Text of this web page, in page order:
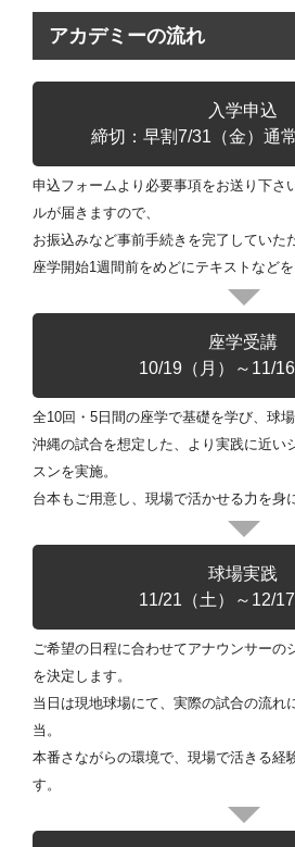
アカデミーの流れ
入学申込
締切：早割7/31（金）通
申込フォームより必要事項をお送り下さ
ルが届きますので、
お振込みなど事前手続きを完了していた
座学開始1週間前をめどにテキストなどを
座学受講
10/19（月）～11/16
全10回・5日間の座学で基礎を学び、球
沖縄の試合を想定した、より実践に近い
スンを実施。
台本もご用意し、現場で活かせる力を身
球場実践
11/21（土）～12/17
ご希望の日程に合わせてアナウンサーの
を決定します。
当日は現地球場にて、実際の試合の流れ
当。
本番さながらの環境で、現場で活きる経
す。